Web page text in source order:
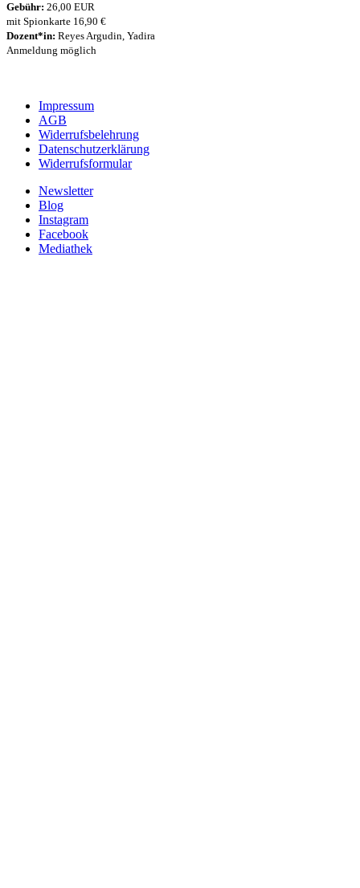
Gebühr: 26,00 EUR
mit Spionkarte 16,90 €
Dozent*in: Reyes Argudin, Yadira
Anmeldung möglich
Impressum
AGB
Widerrufsbelehrung
Datenschutzerklärung
Widerrufsformular
Newsletter
Blog
Instagram
Facebook
Mediathek